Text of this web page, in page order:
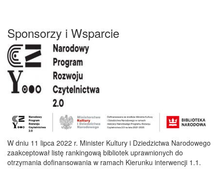
Sponsorzy i Wsparcie
W dniu 11 lipca 2022 r. Minister Kultury i Dziedzictwa Narodowego
zaakceptował listę rankingową bibliotek uprawnionych do
otrzymania dofinansowania w ramach Kierunku interwencji 1.1.